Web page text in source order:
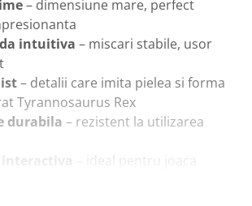
– dimensiune mare, perfect
intuitiva – miscari stabile, usor
– detalii care imita pielea si forma
Tyrannosaurus Rex
durabila – rezistent la utilizarea
– ideal pentru joaca
preistorice